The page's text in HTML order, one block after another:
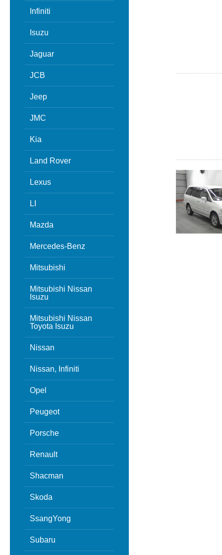
Infiniti
Isuzu
Jaguar
JCB
Jeep
JMC
Kia
Land Rover
Lexus
LI
Mazda
Mercedes-Benz
Mitsubishi
Mitsubishi Nissan
Isuzu
Mitsubishi Nissan
Toyota Isuzu
Nissan
Nissan, Infiniti
Opel
Peugeot
Porsche
Renault
Shacman
Skoda
SsangYong
Subaru